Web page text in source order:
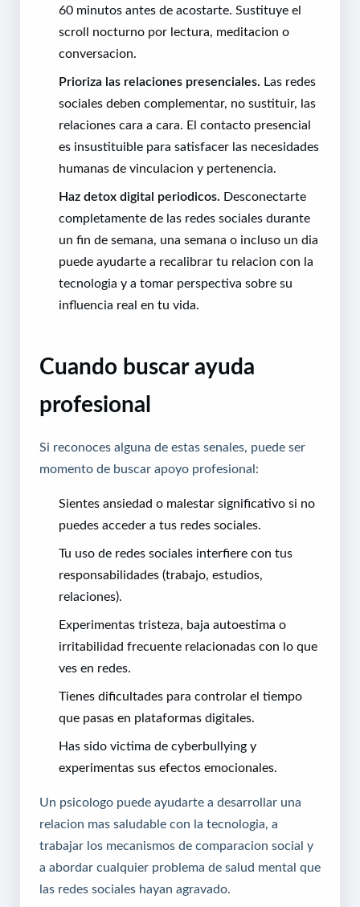
60 minutos antes de acostarte. Sustituye el
scroll nocturno por lectura, meditacion o
conversacion.
Prioriza las relaciones presenciales. Las redes
sociales deben complementar, no sustituir, las
relaciones cara a cara. El contacto presencial
es insustituible para satisfacer las necesidades
humanas de vinculacion y pertenencia.
Haz detox digital periodicos. Desconectarte
completamente de las redes sociales durante
un fin de semana, una semana o incluso un dia
puede ayudarte a recalibrar tu relacion con la
tecnologia y a tomar perspectiva sobre su
influencia real en tu vida.
Cuando buscar ayuda
profesional
Si reconoces alguna de estas senales, puede ser
momento de buscar apoyo profesional:
Sientes ansiedad o malestar significativo si no
puedes acceder a tus redes sociales.
Tu uso de redes sociales interfiere con tus
responsabilidades (trabajo, estudios,
relaciones).
Experimentas tristeza, baja autoestima o
irritabilidad frecuente relacionadas con lo que
ves en redes.
Tienes dificultades para controlar el tiempo
que pasas en plataformas digitales.
Has sido victima de cyberbullying y
experimentas sus efectos emocionales.
Un psicologo puede ayudarte a desarrollar una
relacion mas saludable con la tecnologia, a
trabajar los mecanismos de comparacion social y
a abordar cualquier problema de salud mental que
las redes sociales hayan agravado.